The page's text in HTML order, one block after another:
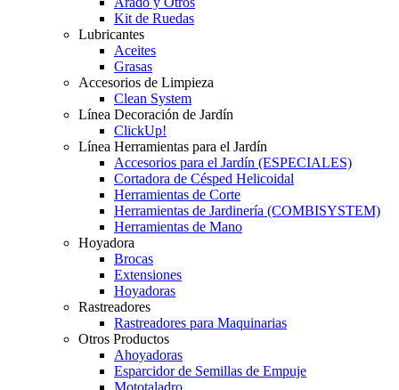
Kit de Ruedas
Lubricantes
Aceites
Grasas
Accesorios de Limpieza
Clean System
Línea Decoración de Jardín
ClickUp!
Línea Herramientas para el Jardín
Accesorios para el Jardín (ESPECIALES)
Cortadora de Césped Helicoidal
Herramientas de Corte
Herramientas de Jardinería (COMBISYSTEM)
Herramientas de Mano
Hoyadora
Brocas
Extensiones
Hoyadoras
Rastreadores
Rastreadores para Maquinarias
Otros Productos
Ahoyadoras
Esparcidor de Semillas de Empuje
Mototaladro